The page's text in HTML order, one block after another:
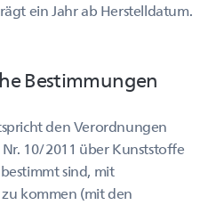
ein Jahr ab Herstelldatum.
Bestimmungen
den Verordnungen
Nr. 10/2011 über Kunststoffe
sind, mit
kommen (mit den